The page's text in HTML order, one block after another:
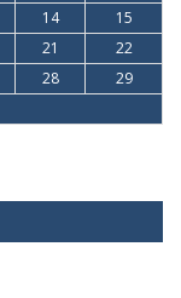
14
15
21
22
28
29